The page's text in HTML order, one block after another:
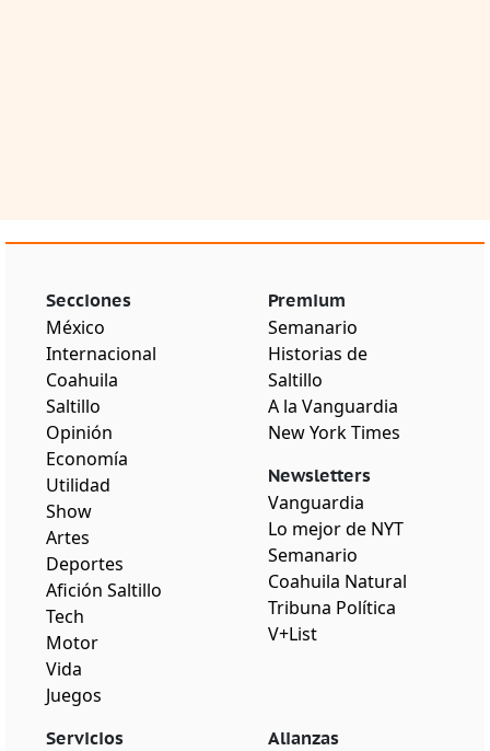
Secciones
México
Internacional
Coahuila
Saltillo
Opinión
Economía
Utilidad
Show
Artes
Deportes
Afición Saltillo
Tech
Motor
Vida
Juegos
Premium
Semanario
Historias de
Saltillo
A la Vanguardia
New York Times
Newsletters
Vanguardia
Lo mejor de NYT
Semanario
Coahuila Natural
Tribuna Política
V+List
Servicios Alianzas